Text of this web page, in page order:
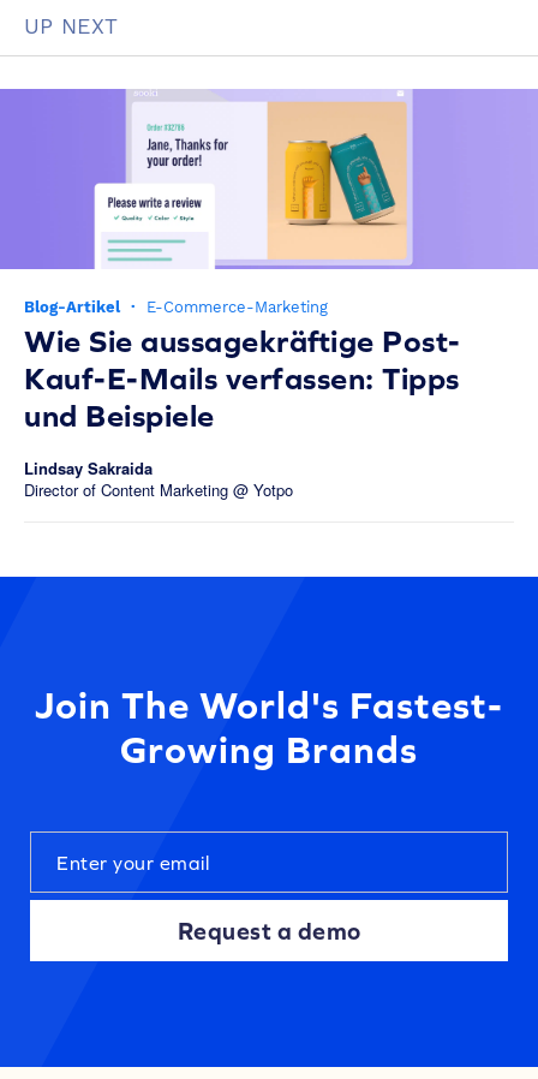
UP NEXT
Blog-Artikel · E-Commerce-Marketing
Wie Sie aussagekräftige Post-
Kauf-E-Mails verfassen: Tipps
und Beispiele
Lindsay Sakraida
Director of Content Marketing @ Yotpo
Join The World's Fastest-
Growing Brands
Request a demo